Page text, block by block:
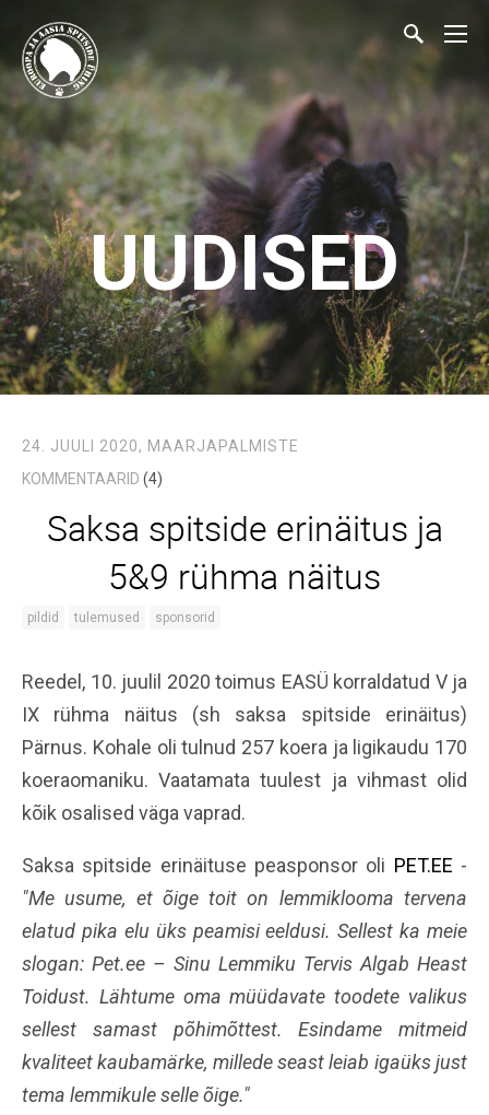
UUDISED
24. JUULI 2020, MAARJAPALMISTE
KOMMENTAARID (4)
Saksa spitside erinäitus ja
5&9 rühma näitus
pildid tulemused sponsorid
Reedel, 10. juulil 2020 toimus EASÜ korraldatud V ja
IX rühma näitus (sh saksa spitside erinäitus)
Pärnus. Kohale oli tulnud 257 koera ja ligikaudu 170
koeraomaniku. Vaatamata tuulest ja vihmast olid
kõik osalised väga vaprad.
Saksa spitside erinäituse peasponsor oli PET.EE -
"Me usume, et õige toit on lemmiklooma tervena
elatud pika elu üks peamisi eeldusi. Sellest ka meie
slogan: Pet.ee – Sinu Lemmiku Tervis Algab Heast
Toidust. Lähtume oma müüdavate toodete valikus
sellest samast põhimõttest. Esindame mitmeid
kvaliteet kaubamärke, millede seast leiab igaüks just
tema lemmikule selle õige."